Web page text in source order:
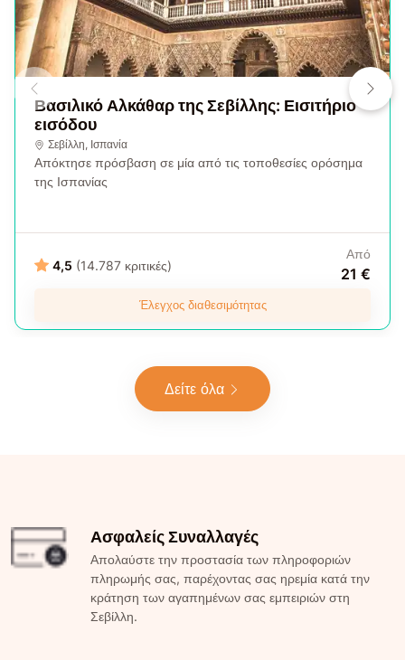
Βασιλικό Αλκάθαρ της Σεβίλλης: Εισιτήριο
εισόδου
Σεβίλλη, Ισπανία
Απόκτησε πρόσβαση σε μία από τις τοποθεσίες ορόσημα
της Ισπανίας
4,5 (14.787 κριτικές)
Από
21 €
Έλεγχος διαθεσιμότητας
Δείτε όλα
Ασφαλείς Συναλλαγές
Απολαύστε την προστασία των πληροφοριών
πληρωμής σας, παρέχοντας σας ηρεμία κατά την
κράτηση των αγαπημένων σας εμπειριών στη
Σεβίλλη.